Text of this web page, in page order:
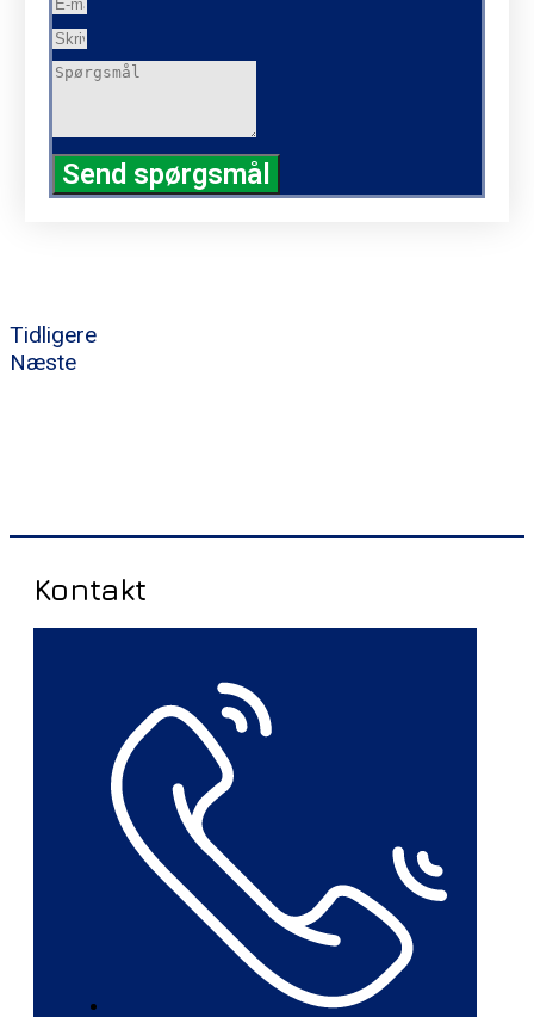
Send spørgsmål
Tidligere
Næste
Kontakt